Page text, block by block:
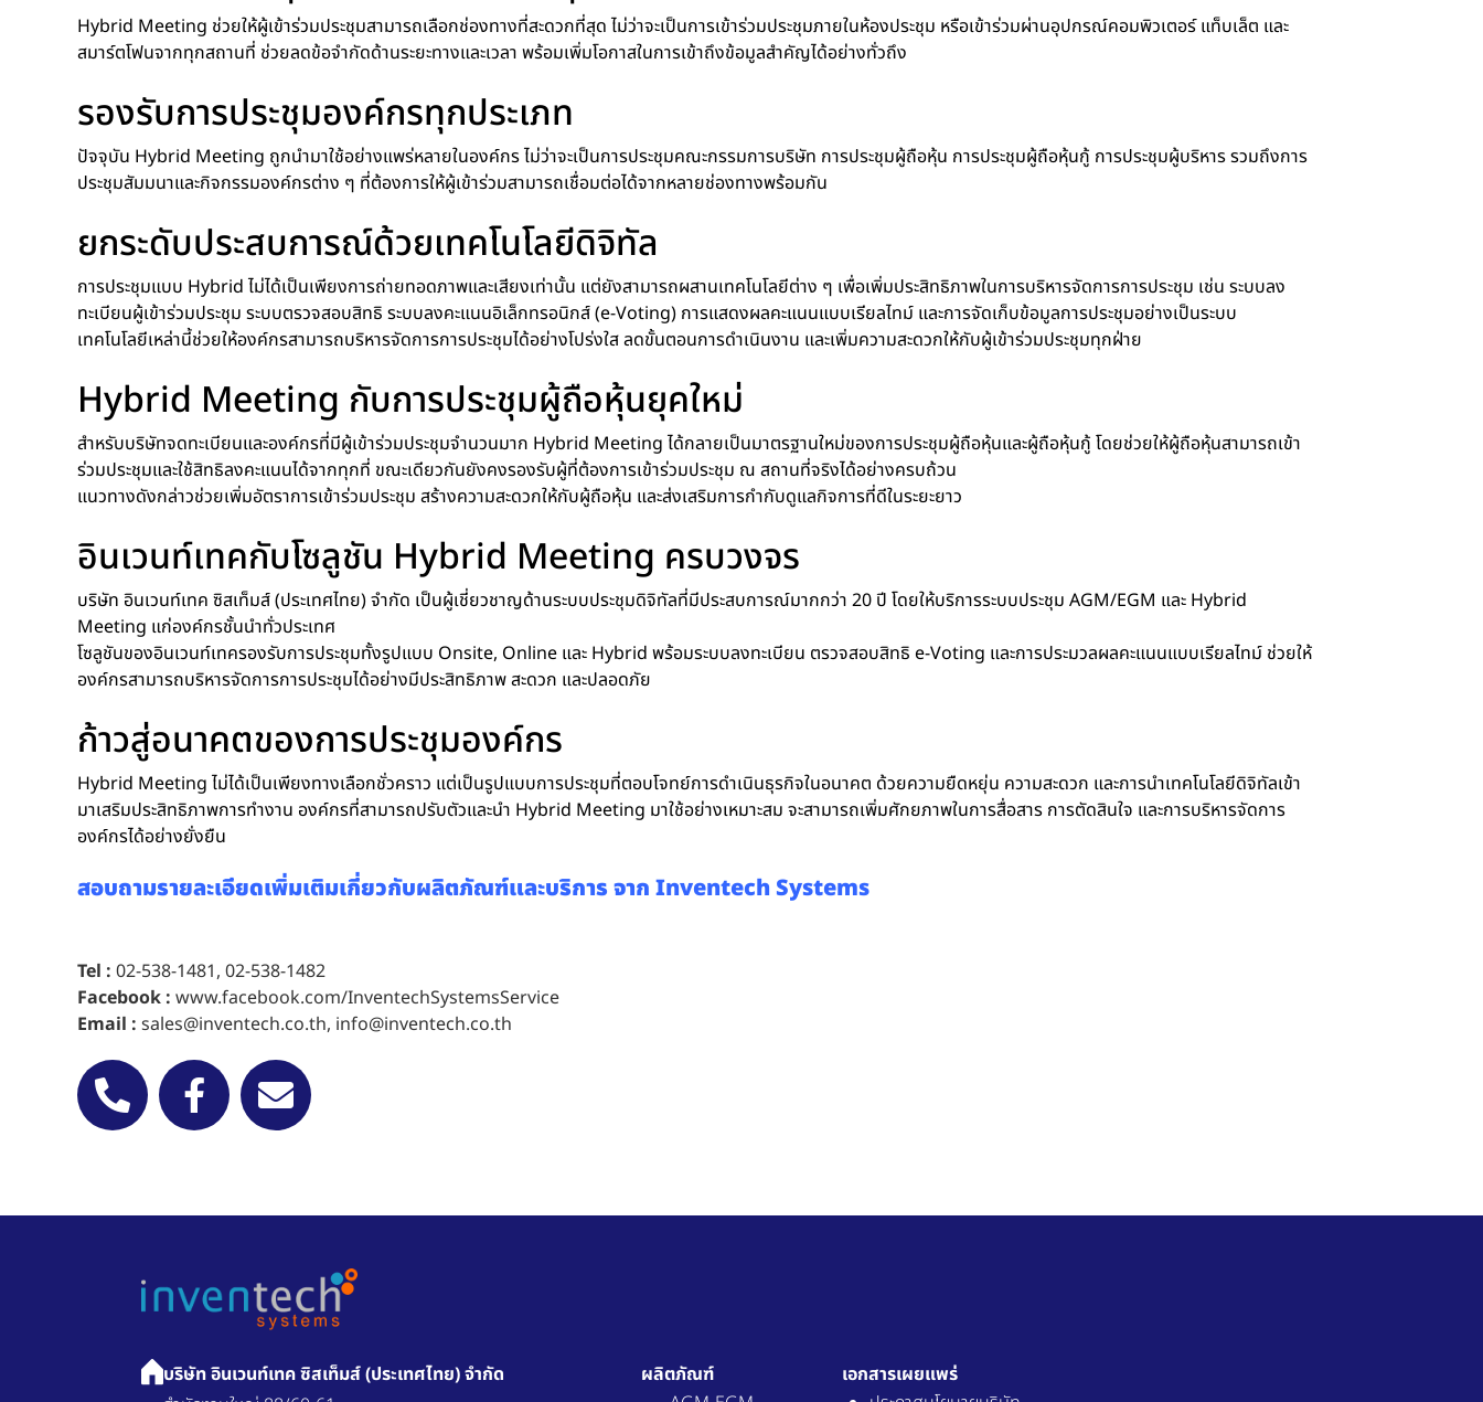
Hybrid Meeting ช่วยให้ผู้เข้าร่วมประชุมสามารถเลือกช่องทางที่สะดวกที่สุด ไม่ว่าจะเป็นการเข้าร่วมประชุมภายในห้องประชุม หรือเข้าร่วมผ่านอุปกรณ์คอมพิวเตอร์ แท็บเล็ต และ
สมาร์ตโฟนจากทุกสถานที่ ช่วยลดข้อจำกัดด้านระยะทางและเวลา พร้อมเพิ่มโอกาสในการเข้าถึงข้อมูลสำคัญได้อย่างทั่วถึง
รองรับการประชุมองค์กรทุกประเภท
ปัจจุบัน Hybrid Meeting ถูกนำมาใช้อย่างแพร่หลายในองค์กร ไม่ว่าจะเป็นการประชุมคณะกรรมการบริษัท การประชุมผู้ถือหุ้น การประชุมผู้ถือหุ้นกู้ การประชุมผู้บริหาร รวมถึงการ
ประชุมสัมมนาและกิจกรรมองค์กรต่าง ๆ ที่ต้องการให้ผู้เข้าร่วมสามารถเชื่อมต่อได้จากหลายช่องทางพร้อมกัน
ยกระดับประสบการณ์ด้วยเทคโนโลยีดิจิทัล
การประชุมแบบ Hybrid ไม่ได้เป็นเพียงการถ่ายทอดภาพและเสียงเท่านั้น แต่ยังสามารถผสานเทคโนโลยีต่าง ๆ เพื่อเพิ่มประสิทธิภาพในการบริหารจัดการการประชุม เช่น ระบบลง
ทะเบียนผู้เข้าร่วมประชุม ระบบตรวจสอบสิทธิ ระบบลงคะแนนอิเล็กทรอนิกส์ (e-Voting) การแสดงผลคะแนนแบบเรียลไทม์ และการจัดเก็บข้อมูลการประชุมอย่างเป็นระบบ
เทคโนโลยีเหล่านี้ช่วยให้องค์กรสามารถบริหารจัดการการประชุมได้อย่างโปร่งใส ลดขั้นตอนการดำเนินงาน และเพิ่มความสะดวกให้กับผู้เข้าร่วมประชุมทุกฝ่าย
Hybrid Meeting กับการประชุมผู้ถือหุ้นยุคใหม่
สำหรับบริษัทจดทะเบียนและองค์กรที่มีผู้เข้าร่วมประชุมจำนวนมาก Hybrid Meeting ได้กลายเป็นมาตรฐานใหม่ของการประชุมผู้ถือหุ้นและผู้ถือหุ้นกู้ โดยช่วยให้ผู้ถือหุ้นสามารถเข้า
ร่วมประชุมและใช้สิทธิลงคะแนนได้จากทุกที่ ขณะเดียวกันยังคงรองรับผู้ที่ต้องการเข้าร่วมประชุม ณ สถานที่จริงได้อย่างครบถ้วน
แนวทางดังกล่าวช่วยเพิ่มอัตราการเข้าร่วมประชุม สร้างความสะดวกให้กับผู้ถือหุ้น และส่งเสริมการกำกับดูแลกิจการที่ดีในระยะยาว
อินเวนท์เทคกับโซลูชัน Hybrid Meeting ครบวงจร
บริษัท อินเวนท์เทค ซิสเท็มส์ (ประเทศไทย) จำกัด เป็นผู้เชี่ยวชาญด้านระบบประชุมดิจิทัลที่มีประสบการณ์มากกว่า 20 ปี โดยให้บริการระบบประชุม AGM/EGM และ Hybrid
Meeting แก่องค์กรชั้นนำทั่วประเทศ
โซลูชันของอินเวนท์เทครองรับการประชุมทั้งรูปแบบ Onsite, Online และ Hybrid พร้อมระบบลงทะเบียน ตรวจสอบสิทธิ e-Voting และการประมวลผลคะแนนแบบเรียลไทม์ ช่วยให้
องค์กรสามารถบริหารจัดการการประชุมได้อย่างมีประสิทธิภาพ สะดวก และปลอดภัย
ก้าวสู่อนาคตของการประชุมองค์กร
Hybrid Meeting ไม่ได้เป็นเพียงทางเลือกชั่วคราว แต่เป็นรูปแบบการประชุมที่ตอบโจทย์การดำเนินธุรกิจในอนาคต ด้วยความยืดหยุ่น ความสะดวก และการนำเทคโนโลยีดิจิทัลเข้า
มาเสริมประสิทธิภาพการทำงาน องค์กรที่สามารถปรับตัวและนำ Hybrid Meeting มาใช้อย่างเหมาะสม จะสามารถเพิ่มศักยภาพในการสื่อสาร การตัดสินใจ และการบริหารจัดการ
องค์กรได้อย่างยั่งยืน
สอบถามรายละเอียดเพิ่มเติมเกี่ยวกับผลิตภัณฑ์และบริการ จาก Inventech Systems
Tel : 02-538-1481, 02-538-1482
Facebook : www.facebook.com/InventechSystemsService
Email : sales@inventech.co.th, info@inventech.co.th
บริษัท อินเวนท์เทค ซิสเท็มส์ (ประเทศไทย) จำกัด
ผลิตภัณฑ์
เอกสารเผยแพร่